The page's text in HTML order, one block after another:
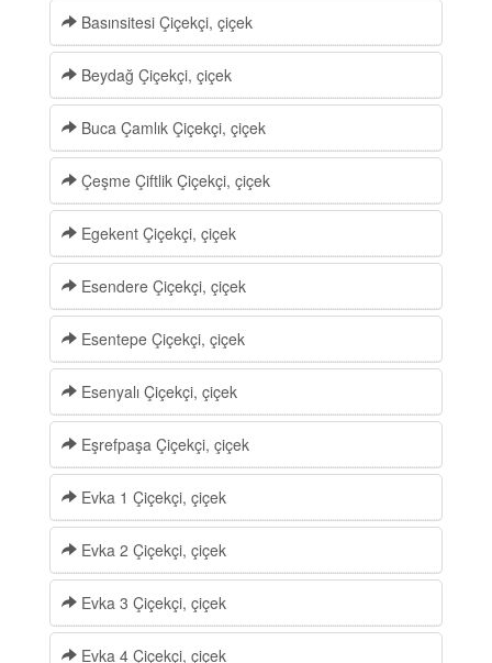
Basınsitesi Çiçekçi, çiçek
Beydağ Çiçekçi, çiçek
Buca Çamlık Çiçekçi, çiçek
Çeşme Çiftlik Çiçekçi, çiçek
Egekent Çiçekçi, çiçek
Esendere Çiçekçi, çiçek
Esentepe Çiçekçi, çiçek
Esenyalı Çiçekçi, çiçek
Eşrefpaşa Çiçekçi, çiçek
Evka 1 Çiçekçi, çiçek
Evka 2 Çiçekçi, çiçek
Evka 3 Çiçekçi, çiçek
Evka 4 Çiçekçi, çiçek